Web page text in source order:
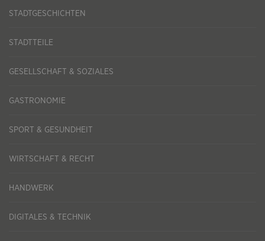
STADTGESCHICHTEN
STADTTEILE
GESELLSCHAFT & SOZIALES
GASTRONOMIE
SPORT & GESUNDHEIT
WIRTSCHAFT & RECHT
HANDWERK
DIGITALES & TECHNIK